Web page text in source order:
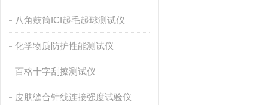
八角鼓筒ICI起毛起球测试仪
化学物质防护性能测试仪
百格十字刮擦测试仪
皮肤缝合针线连接强度试验仪